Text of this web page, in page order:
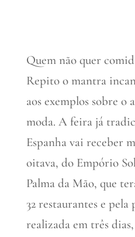
Quem não quer
Repito o mantra
aos exemplos sobre o
moda. A feira já
Espanha vai receber
oitava, do Empório
Palma da Mão, que
32 restaurantes e
realizada em três